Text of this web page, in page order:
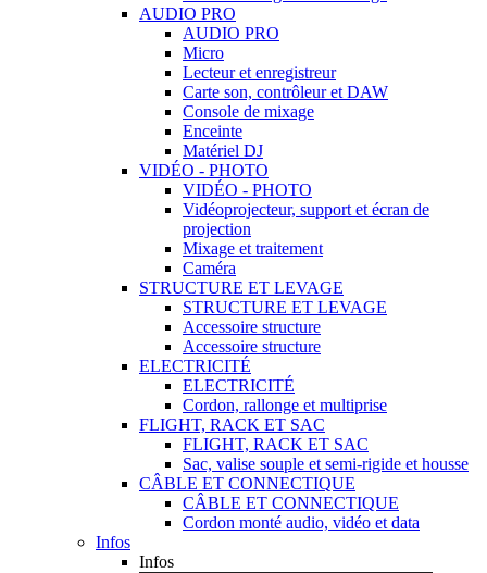
AUDIO PRO
AUDIO PRO
Micro
Lecteur et enregistreur
Carte son, contrôleur et DAW
Console de mixage
Enceinte
Matériel DJ
VIDÉO - PHOTO
VIDÉO - PHOTO
Vidéoprojecteur, support et écran de
projection
Mixage et traitement
Caméra
STRUCTURE ET LEVAGE
STRUCTURE ET LEVAGE
Accessoire structure
Accessoire structure
ELECTRICITÉ
ELECTRICITÉ
Cordon, rallonge et multiprise
FLIGHT, RACK ET SAC
FLIGHT, RACK ET SAC
Sac, valise souple et semi-rigide et housse
CÂBLE ET CONNECTIQUE
CÂBLE ET CONNECTIQUE
Cordon monté audio, vidéo et data
Infos
Infos